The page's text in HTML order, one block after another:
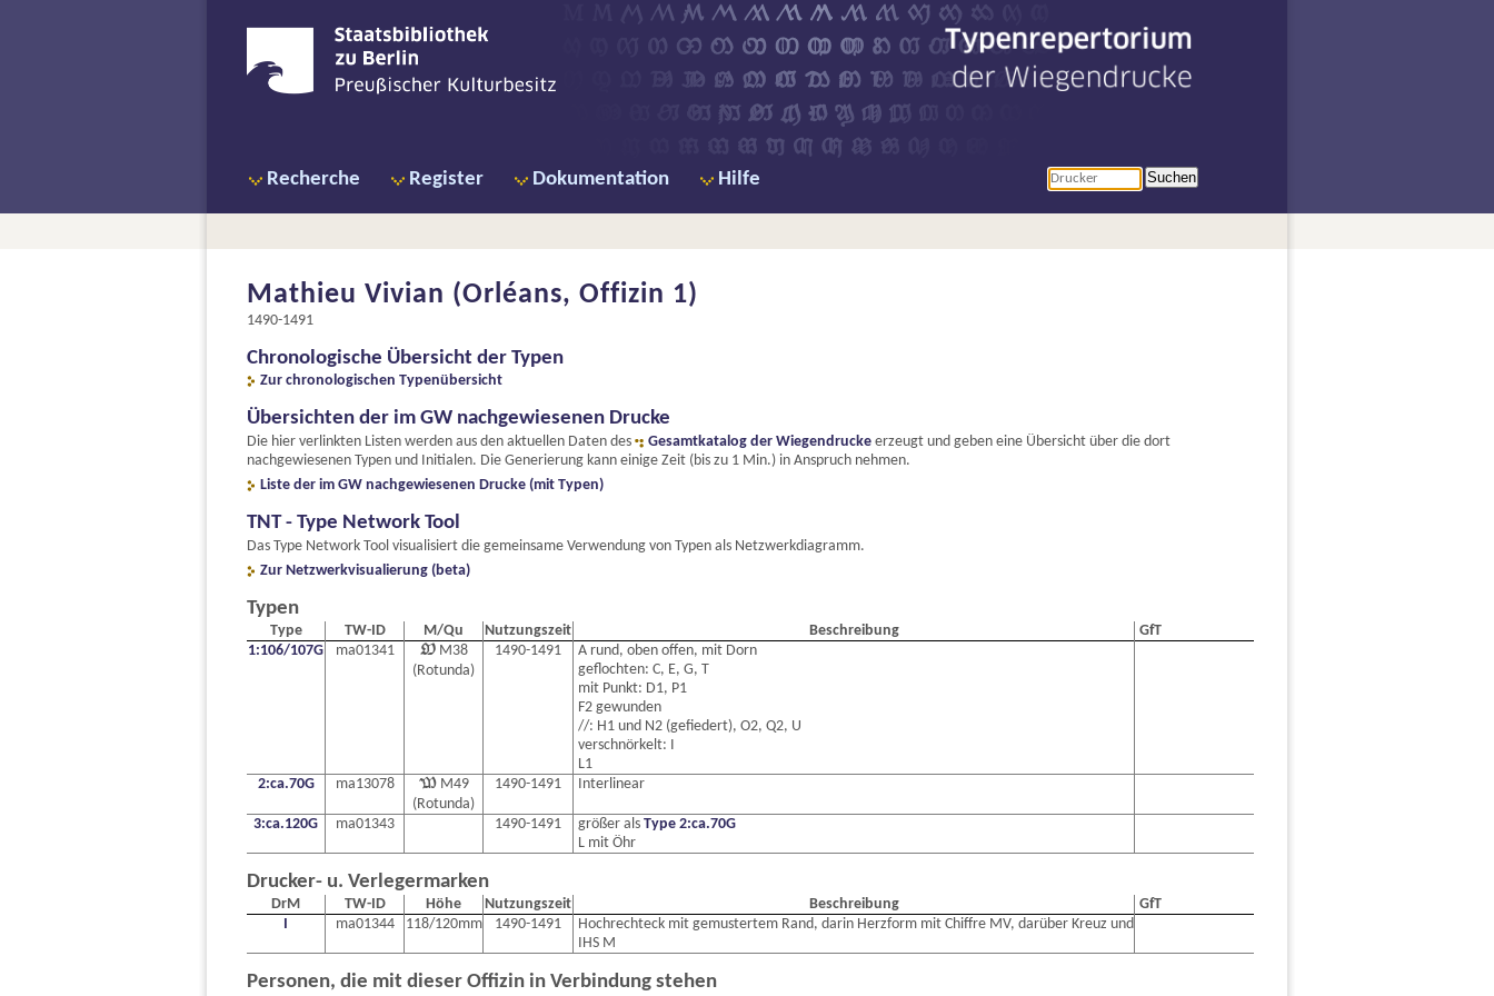
Typenrepertorium
der Wiegendrucke
Recherche Register Dokumentation Hilfe Suchen
Mathieu Vivian (Orléans, Offizin 1)
1490-1491
Chronologische Übersicht der Typen
Zur chronologischen Typenübersicht
Übersichten der im GW nachgewiesenen Drucke
Die hier verlinkten Listen werden aus den aktuellen Daten des Gesamtkatalog der Wiegendrucke erzeugt und geben eine Übersicht über die dort
nachgewiesenen Typen und Initialen. Die Generierung kann einige Zeit (bis zu 1 Min.) in Anspruch nehmen.
Liste der im GW nachgewiesenen Drucke (mit Typen)
TNT - Type Network Tool
Das Type Network Tool visualisiert die gemeinsame Verwendung von Typen als Netzwerkdiagramm.
Zur Netzwerkvisualierung (beta)
Typen
Type TW-ID M/Qu Nutzungszeit Beschreibung
GfT
1:106/107G
ma01341  M38
(Rotunda)
1490-1491
A rund, oben offen, mit Dorn
geflochten: C, E, G, T
mit Punkt: D1, P1
F2 gewunden
//: H1 und N2 (gefiedert), O2, Q2, U
verschnörkelt: I
L1
2:ca.70G
ma13078  M49
(Rotunda)
1490-1491 Interlinear
3:ca.120G ma01343 1490-1491 größer als Type 2:ca.70G
L mit Öhr
Drucker- u. Verlegermarken
DrM TW-ID Höhe Nutzungszeit Beschreibung
GfT
I
ma01344 118/120mm 1490-1491
Hochrechteck mit gemustertem Rand, darin Herzform mit Chiffre MV, darüber Kreuz und
IHS M
Personen, die mit dieser Offizin in Verbindung stehen